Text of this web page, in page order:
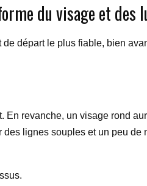
du visage et des
départ le plus fiable, bien
revanche, un visage rond
lignes souples et un peu de